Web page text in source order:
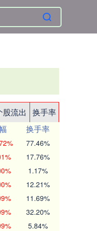
股流出
换手率
换手率
77.46%
17.76%
1.17%
12.21%
11.69%
32.20%
5.84%